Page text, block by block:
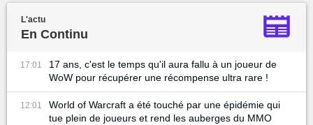
L'actu
En Continu
17:01
17 ans, c'est le temps qu'il aura fallu à un joueur de
WoW pour récupérer une récompense ultra rare !
12:01
World of Warcraft a été touché par une épidémie qui
tue plein de joueurs et rend les auberges du MMO